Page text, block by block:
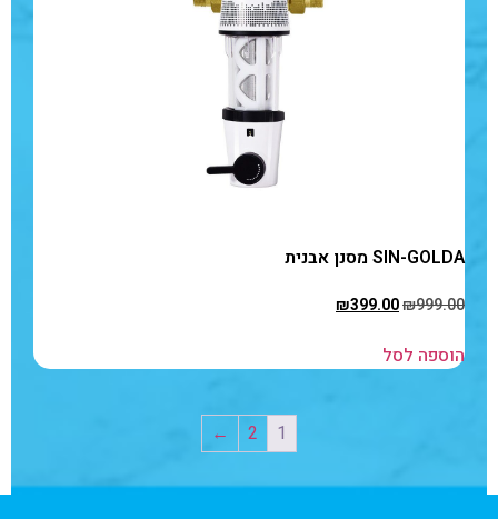
SIN-GOLDA מסנן אבנית
₪999.00
₪399.00
הוספה לסל
1
2
←